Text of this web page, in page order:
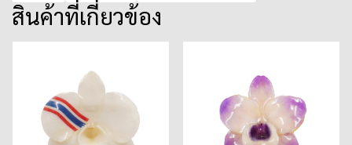
สินค้าที่เกี่ยวข้อง